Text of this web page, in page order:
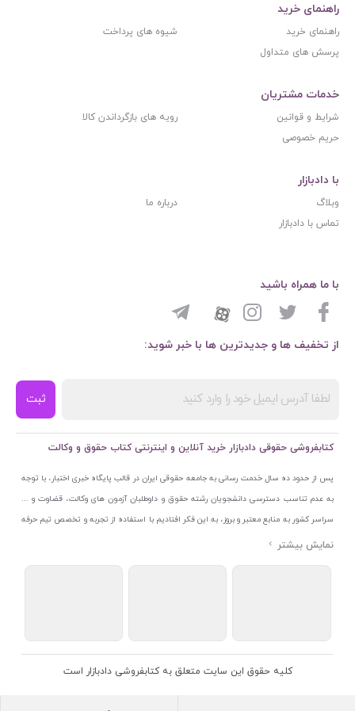
راهنمای خرید
راهنمای خرید
شیوه های پرداخت
پرسش های متداول
خدمات مشتریان
شرایط و قوانین
رویه های بازگرداندن کالا
حریم خصوصی
با دادبازار
وبلاگ
درباره ما
تماس با دادبازار
از تخفیف ها و جدیدترین ها با خبر شوید:
ثبت
با ما همراه باشید
کتابفروشی حقوقی دادبازار خرید آنلاین و اینترنتی کتاب حقوق و وکالت
پس از حدود ده سال خدمت رسانی به جامعه حقوقی ایران در قالب پایگاه خبری اختبار، با توجه
به عدم تناسب دسترسی دانشجویان رشته حقوق و داوطلبان آزمون های وکالت، قضاوت و ...
سراسر کشور به منابع معتبر و بروز، به این فکر افتادیم با استفاده از تجربه و تخصص تیم حرفه
ای اختبار خدمتی جدید به جامعه حقوقی ایران ارائه کنیم. به این منظور با راه اندازی و تجهیز
اتحادیه ناشران و کتابفروشان تهران به منظور ارائه مطمئن ترین خدمات مجموعه بسیار کامل و
کلیه حقوق این سایت متعلق به کتابفروشی دادبازار است